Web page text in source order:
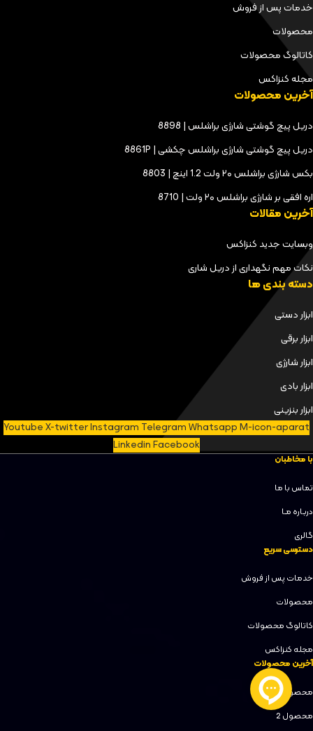
خدمات پس از فروش
محصولات
کاتالوگ محصولات
مجله کنزاکس
آخرین محصولات
دریل پیچ گوشتی شارژی براشلس | 8898
دریل پیچ گوشتی شارژی براشلس چکشی | 8861P
بکس شارژی براشلس ۲۰ ولت 1.2 اینچ | 8803
اره افقی بر شارژی براشلس ۲۰ ولت | 8710
آخرین مقالات
وبسایت جدید کنزاکس
نکات مهم نگهداری از دریل شاری
دسته بندی ها
ابزار دستی
ابزار برقی
ابزار شارژی
ابزار بادی
ابزار بنزینی
YoutubeX-twitterInstagram TelegramWhatsappM-icon-aparat
LinkedinFacebook
با مخاطبان
تماس با ما
دربـاره مـا
گالری
دسترسی سریع
خدمات پس از فروش
محصولات
کاتالوگ محصولات
مجله کنزاکس
آخرین محصولات
محصول 1
محصول 2